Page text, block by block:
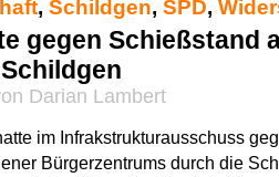
, Schildgen, SPD,
gegen Schießstand
Darian Lambert
im Infrakstrukturausschuss
Bürgerzentrums durch die